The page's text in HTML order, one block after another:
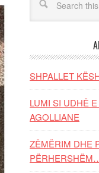
SHPALLET
LUMI SI UDHË
AGOLLIANE
ZËMËRIM DHE